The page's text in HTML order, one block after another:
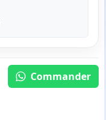
Commander